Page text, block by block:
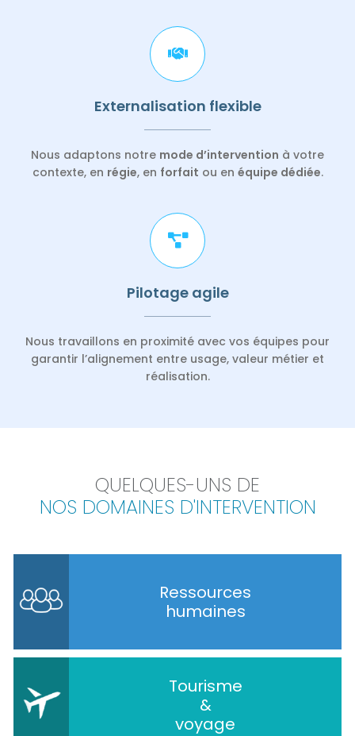
Externalisation flexible
Nous adaptons notre mode d’intervention à votre
contexte, en régie, en forfait ou en équipe dédiée.
Pilotage agile
Nous travaillons en proximité avec vos équipes pour
garantir l’alignement entre usage, valeur métier et
réalisation.
QUELQUES-UNS DE
NOS DOMAINES D'INTERVENTION
Ressources
humaines
Tourisme
&
voyage